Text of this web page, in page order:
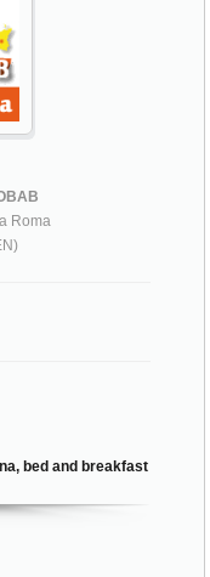
Roma
bed and breakfast